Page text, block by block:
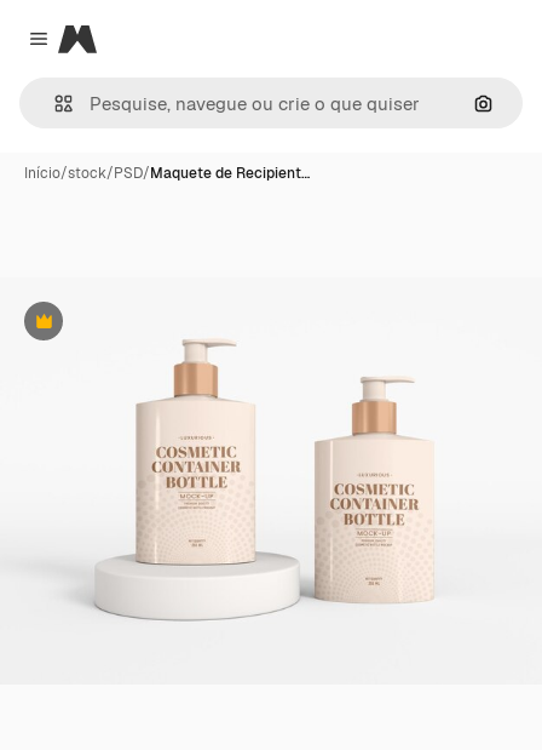
Close menu
Magnific
Início/stock/PSD/Maquete de Recipient…
Premium